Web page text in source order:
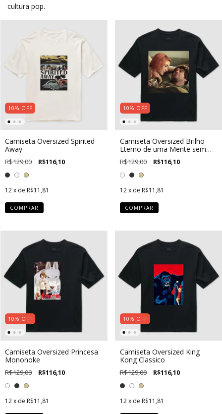
cultura pop.
10% OFF
Camiseta Oversized Spirited
Away
R$129,00 R$116,10
12x de R$11,81
COMPRAR
10% OFF
Camiseta Oversized Brilho
Eterno de uma Mente sem
Lembranças
R$129,00 R$116,10
12 x de R$11,81
COMPRAR
10% OFF
Camiseta Oversized Princesa
Mononoke
R$129,00 R$116,10
12x de R$11,81
10% OFF
Camiseta Oversized King
Kong Classico
R$129,00 R$116,10
12 x de R$11,81